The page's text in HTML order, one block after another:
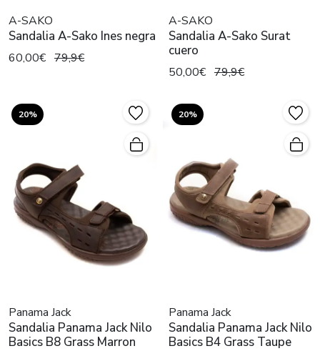
A-SAKO
Sandalia A-Sako Ines negra
60,00€ 79,9€
A-SAKO
Sandalia A-Sako Surat
cuero
50,00€ 79,9€
20%
Panama Jack
Sandalia Panama Jack Nilo
Basics B8 Grass Marron
20%
Panama Jack
Sandalia Panama Jack Nilo
Basics B4 Grass Taupe